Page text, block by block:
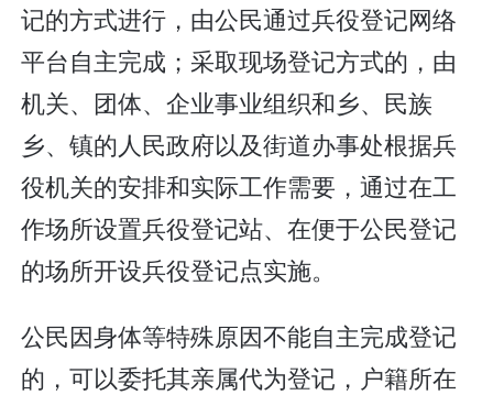
记的方式进行，由公民通过兵役登记网络
平台自主完成；采取现场登记方式的，由
机关、团体、企业事业组织和乡、民族
乡、镇的人民政府以及街道办事处根据兵
役机关的安排和实际工作需要，通过在工
作场所设置兵役登记站、在便于公民登记
的场所开设兵役登记点实施。
公民因身体等特殊原因不能自主完成登记
的，可以委托其亲属代为登记，户籍所在